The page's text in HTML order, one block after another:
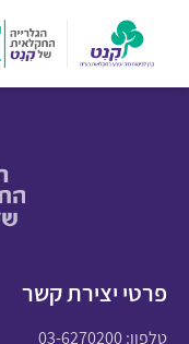
פרטי יצירת קשר
טלפון:03-6270200